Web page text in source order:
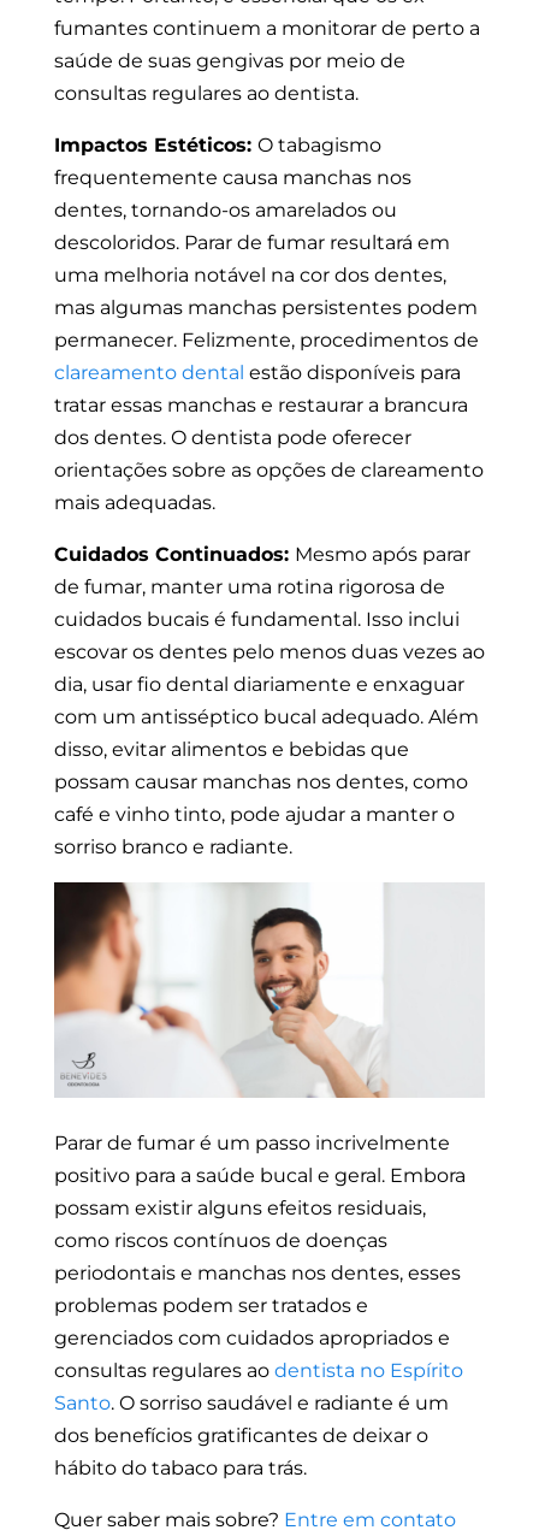
fumantes continuem a monitorar de perto a
saúde de suas gengivas por meio de
consultas regulares ao dentista.
Impactos Estéticos: O tabagismo
frequentemente causa manchas nos
dentes, tornando-os amarelados ou
descoloridos. Parar de fumar resultará em
uma melhoria notável na cor dos dentes,
mas algumas manchas persistentes podem
permanecer. Felizmente, procedimentos de
clareamento dental estão disponíveis para
tratar essas manchas e restaurar a brancura
dos dentes. O dentista pode oferecer
orientações sobre as opções de clareamento
mais adequadas.
Cuidados Continuados: Mesmo após parar
de fumar, manter uma rotina rigorosa de
cuidados bucais é fundamental. Isso inclui
escovar os dentes pelo menos duas vezes ao
dia, usar fio dental diariamente e enxaguar
com um antisséptico bucal adequado. Além
disso, evitar alimentos e bebidas que
possam causar manchas nos dentes, como
café e vinho tinto, pode ajudar a manter o
sorriso branco e radiante.
Parar de fumar é um passo incrivelmente
positivo para a saúde bucal e geral. Embora
possam existir alguns efeitos residuais,
como riscos contínuos de doenças
periodontais e manchas nos dentes, esses
problemas podem ser tratados e
gerenciados com cuidados apropriados e
consultas regulares ao dentista no Espírito
Santo. O sorriso saudável e radiante é um
dos benefícios gratificantes de deixar o
hábito do tabaco para trás.
Quer saber mais sobre? Entre em contato